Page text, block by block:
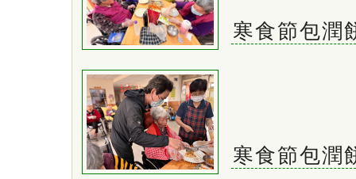
寒食節包潤
寒食節包潤